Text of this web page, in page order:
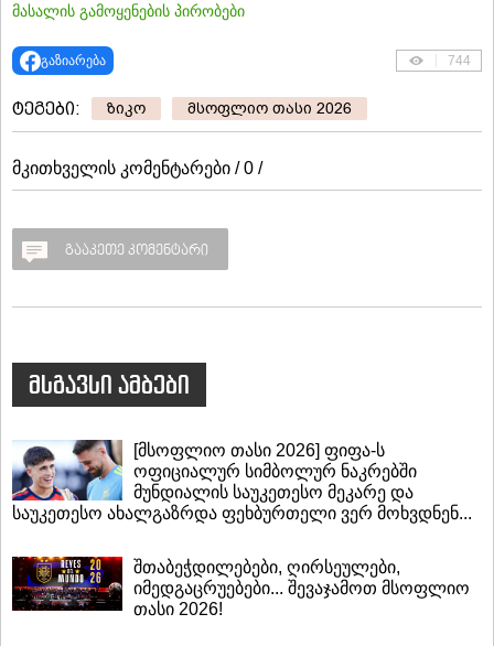
მასალის გამოყენების პირობები
გაზიარება 744
ტეგები: ზიკო მსოფლიო თასი 2026
მკითხველის კომენტარები / 0 /
გააკეთე კომენტარი
მსგავსი ამბები
[მსოფლიო თასი 2026] ფიფა-ს
ოფიციალურ სიმბოლურ ნაკრებში
მუნდიალის საუკეთესო მეკარე და
საუკეთესო ახალგაზრდა ფეხბურთელი ვერ მოხვდნენ...
შთაბეჭდილებები, ღირსეულები,
იმედგაცრუებები... შევაჯამოთ მსოფლიო
თასი 2026!